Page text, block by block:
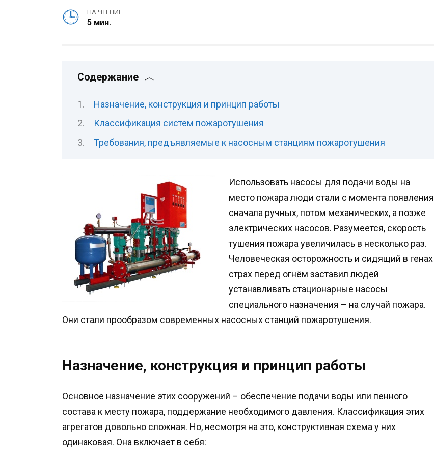
НА ЧТЕНИЕ
5 мин.
Содержание
Назначение, конструкция и принцип работы
Классификация систем пожаротушения
Требования, предъявляемые к насосным станциям пожаротушения
Использовать насосы для подачи воды на
место пожара люди стали с момента появления
сначала ручных, потом механических, а позже
электрических насосов. Разумеется, скорость
тушения пожара увеличилась в несколько раз.
Человеческая осторожность и сидящий в генах
страх перед огнём заставил людей
устанавливать стационарные насосы
специального назначения – на случай пожара.
Они стали прообразом современных насосных станций пожаротушения.
Назначение, конструкция и принцип работы
Основное назначение этих сооружений – обеспечение подачи воды или пенного
состава к месту пожара, поддержание необходимого давления. Классификация этих
агрегатов довольно сложная. Но, несмотря на это, конструктивная схема у них
одинаковая. Она включает в себя: